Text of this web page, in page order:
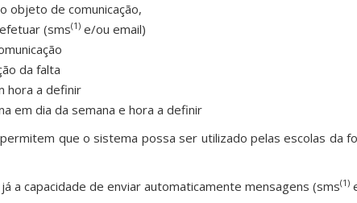
objeto de comunicação,
(sms(1) e/ou email)
da falta
hora a definir
em dia da semana e hora a definir
que o sistema possa ser utilizado pelas escolas da
a capacidade de enviar automaticamente mensagens (sms(1)